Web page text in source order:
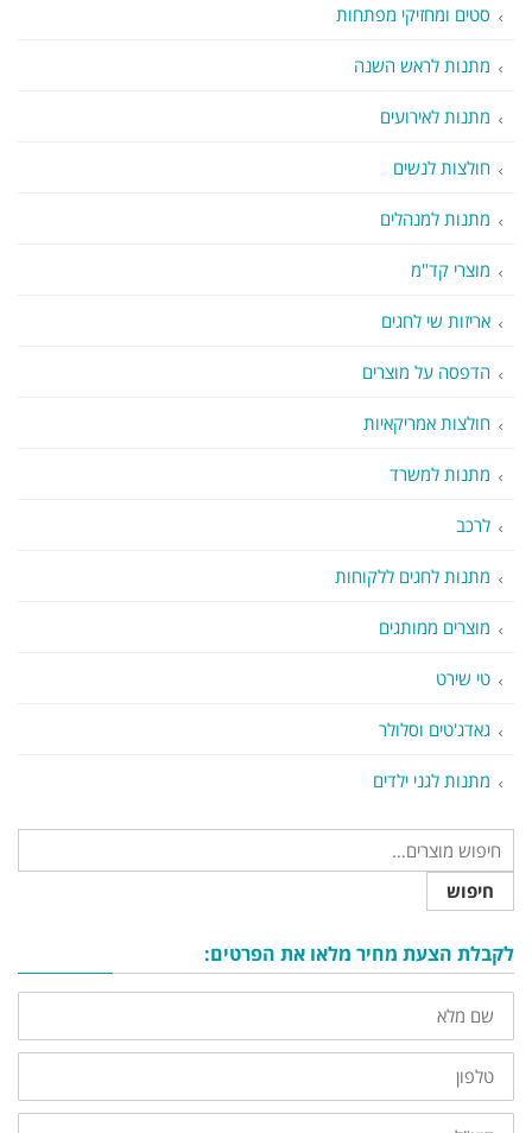
סטים ומחזיקי מפתחות
מתנות לראש השנה
מתנות לאירועים
חולצות לנשים
מתנות למנהלים
מוצרי קד"מ
אריזות שי לחגים
הדפסה על מוצרים
חולצות אמריקאיות
מתנות למשרד
לרכב
מתנות לחגים ללקוחות
מוצרים ממותגים
טי שירט
גאדג'טים וסלולר
מתנות לגני ילדים
חיפוש
לקבלת הצעת מחיר מלאו את הפרטים:
שם
מלא
טלפון
דוא"ל